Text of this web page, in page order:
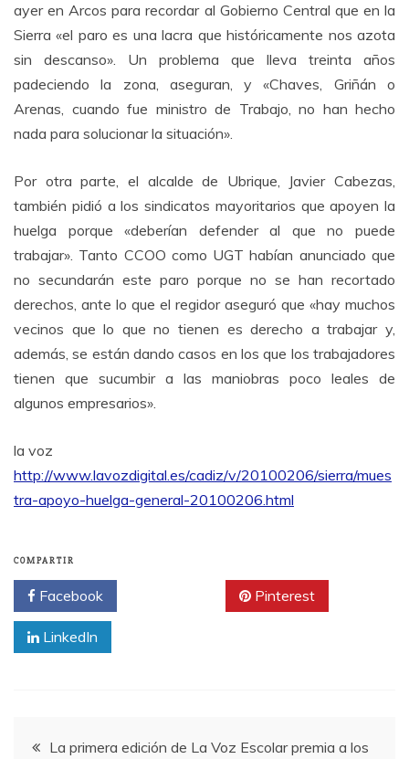
ayer en Arcos para recordar al Gobierno Central que en la
Sierra «el paro es una lacra que históricamente nos azota
sin descanso». Un problema que lleva treinta años
padeciendo la zona, aseguran, y «Chaves, Griñán o
Arenas, cuando fue ministro de Trabajo, no han hecho
nada para solucionar la situación».
Por otra parte, el alcalde de Ubrique, Javier Cabezas,
también pidió a los sindicatos mayoritarios que apoyen la
huelga porque «deberían defender al que no puede
trabajar». Tanto CCOO como UGT habían anunciado que
no secundarán este paro porque no se han recortado
derechos, ante lo que el regidor aseguró que «hay muchos
vecinos que lo que no tienen es derecho a trabajar y,
además, se están dando casos en los que los trabajadores
tienen que sucumbir a las maniobras poco leales de
algunos empresarios».
la voz
http://www.lavozdigital.es/cadiz/v/20100206/sierra/mues
tra-apoyo-huelga-general-20100206.html
COMPARTIR
Facebook Pinterest
LinkedIn
Navegación
La primera edición de La Voz Escolar premia a los